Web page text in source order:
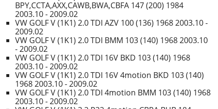
BPY,CCTA,AXX,CAWB,BWA,CBFA 147 (200) 1984
2003.10 - 2009.02
VW GOLF V (1K1) 2.0 TDI AZV 100 (136) 1968 2003.10 -
2009.02
VW GOLF V (1K1) 2.0 TDI BMM 103 (140) 1968 2003.10
- 2009.02
VW GOLF V (1K1) 2.0 TDI 16V BKD 103 (140) 1968
2003.10 - 2009.02
VW GOLF V (1K1) 2.0 TDI 16V 4motion BKD 103 (140)
1968 2003.10 - 2009.02
VW GOLF V (1K1) 2.0 TDI 4motion BMM 103 (140) 1968
2003.10 - 2009.02